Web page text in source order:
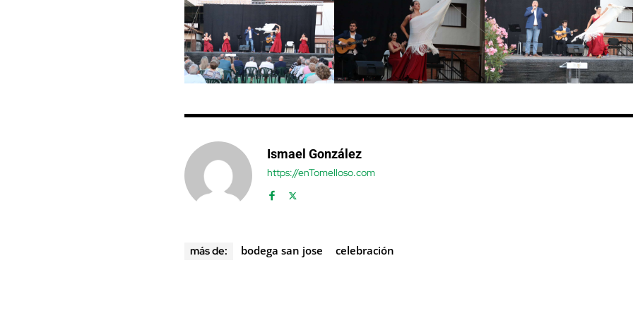
Ismael González
https://enTomelloso.com
más de: bodega san jose celebración